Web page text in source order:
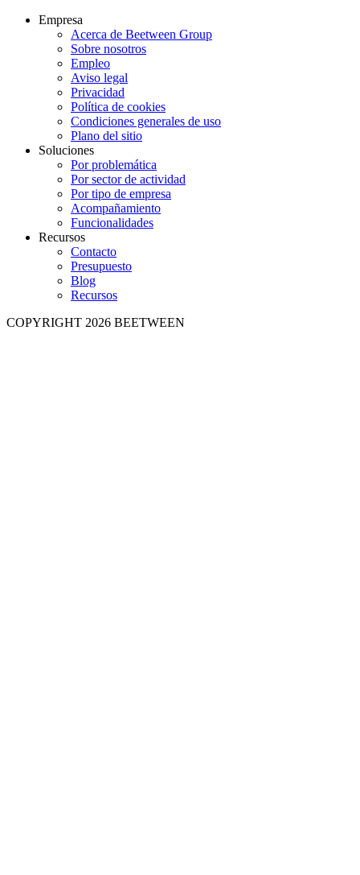
Empresa
Acerca de Beetween Group
Sobre nosotros
Empleo
Aviso legal
Privacidad
Política de cookies
Condiciones generales de uso
Plano del sitio
Soluciones
Por problemática
Por sector de actividad
Por tipo de empresa
Acompañamiento
Funcionalidades
Recursos
Contacto
Presupuesto
Blog
Recursos
COPYRIGHT 2026 BEETWEEN